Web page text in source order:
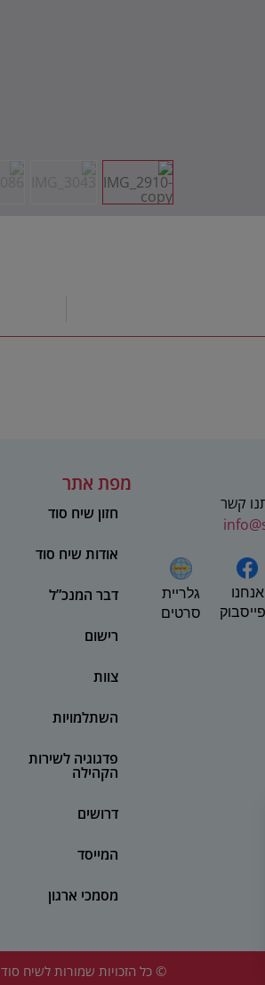
קשר
גלריית
סרטים
אנחנו
מפת אתר
חזון שיח סוד
אודות שיח סוד
דבר המנכ”ל
רישום
צוות
השתלמויות
פדגוגיה לשירות
הקהילה
דרושים
המייסד
מסמכי ארגון
© כל הזכויות שמורות לשיח סוד 2025